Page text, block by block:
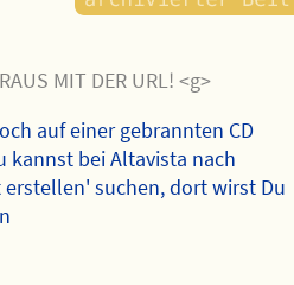
MIT DER URL! <g>
auf einer gebrannten CD
kannst bei Altavista nach
suchen, dort wirst Du